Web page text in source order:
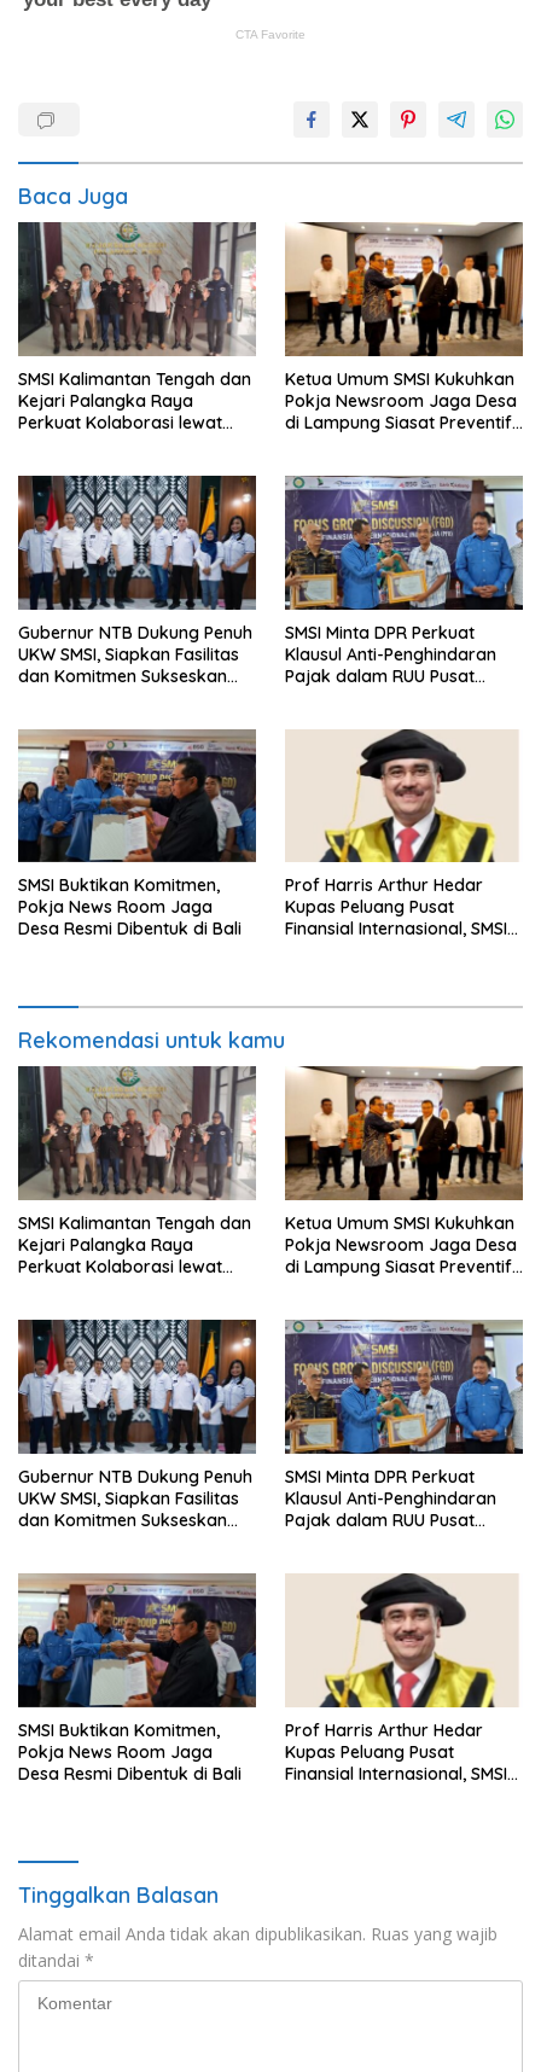
Baca Juga
SMSI Kalimantan Tengah dan
Kejari Palangka Raya
Perkuat Kolaborasi lewat
Ketua Umum SMSI Kukuhkan
Pokja Newsroom Jaga Desa
di Lampung Siasat Preventif
Gubernur NTB Dukung Penuh
UKW SMSI, Siapkan Fasilitas
dan Komitmen Sukseskan
SMSI Minta DPR Perkuat
Klausul Anti-Penghindaran
Pajak dalam RUU Pusat
SMSI Buktikan Komitmen,
Pokja News Room Jaga
Desa Resmi Dibentuk di Bali
Prof Harris Arthur Hedar
Kupas Peluang Pusat
Finansial Internasional, SMSI
Rekomendasi untuk kamu
SMSI Kalimantan Tengah dan
Kejari Palangka Raya
Perkuat Kolaborasi lewat
Ketua Umum SMSI Kukuhkan
Pokja Newsroom Jaga Desa
di Lampung Siasat Preventif
Gubernur NTB Dukung Penuh
UKW SMSI, Siapkan Fasilitas
dan Komitmen Sukseskan
SMSI Minta DPR Perkuat
Klausul Anti-Penghindaran
Pajak dalam RUU Pusat
SMSI Buktikan Komitmen,
Pokja News Room Jaga
Desa Resmi Dibentuk di Bali
Prof Harris Arthur Hedar
Kupas Peluang Pusat
Finansial Internasional, SMSI
Tinggalkan Balasan
Alamat email Anda tidak akan dipublikasikan. Ruas yang wajib
ditandai *